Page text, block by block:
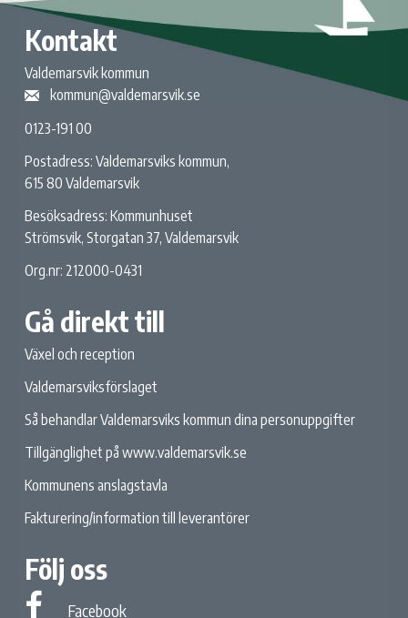
Kontakt
Valdemarsvik kommun
kommun@valdemarsvik.se
0123-191 00
Postadress: Valdemarsviks kommun,
615 80 Valdemarsvik
Besöksadress: Kommunhuset
Strömsvik, Storgatan 37, Valdemarsvik
Org.nr: 212000-0431
Gå direkt till
Växel och reception
Valdemarsviksförslaget
Så behandlar Valdemarsviks kommun dina personuppgifter
Tillgänglighet på www.valdemarsvik.se
Kommunens anslagstavla
Fakturering/information till leverantörer
Följ oss
Facebook